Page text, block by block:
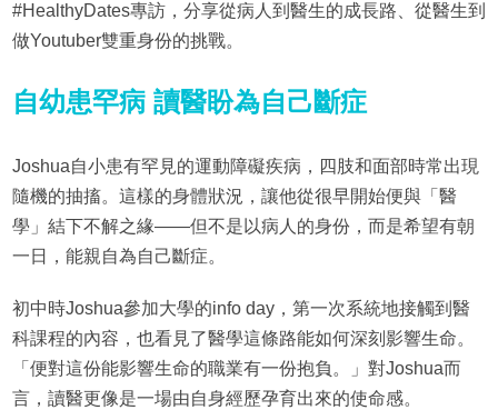
#HealthyDates專訪，分享從病人到醫生的成長路、從醫生到
做Youtuber雙重身份的挑戰。
自幼患罕病 讀醫盼為自己斷症
Joshua自小患有罕見的運動障礙疾病，四肢和面部時常出現
隨機的抽搐。這樣的身體狀況，讓他從很早開始便與「醫
學」結下不解之緣——但不是以病人的身份，而是希望有朝
一日，能親自為自己斷症。
初中時Joshua參加大學的info day，第一次系統地接觸到醫
科課程的內容，也看見了醫學這條路能如何深刻影響生命。
「便對這份能影響生命的職業有一份抱負。」對Joshua而
言，讀醫更像是一場由自身經歷孕育出來的使命感。